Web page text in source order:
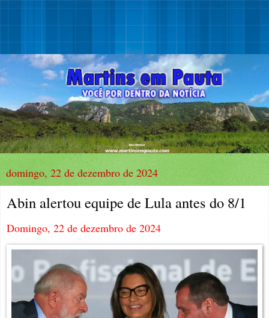
domingo, 22 de dezembro de 2024
Abin alertou equipe de Lula antes do 8/1
Domingo, 22 de dezembro de 2024